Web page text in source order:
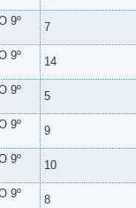
9º
7
9º
14
9º
5
9º
9
9º
10
9º
8